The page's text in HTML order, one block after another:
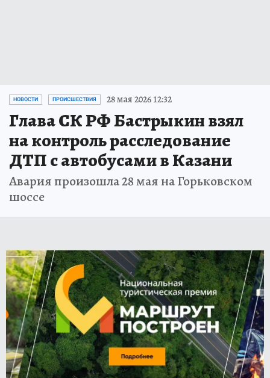
НОВОСТИ ПРОИСШЕСТВИЯ 28 мая 2026 12:32
Глава СК РФ Бастрыкин взял
на контроль расследование
ДТП с автобусами в Казани
Авария произошла 28 мая на Горьковском
шоссе